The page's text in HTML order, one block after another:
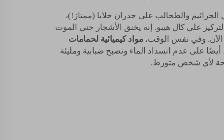
والطحالب على جدران خلايا (ممتاز!)،
على كال هيبو. إنه يخنق الأشجار حتى الموت
الآن. وفي نفس الوقت، مواد كيميائية لحمامات
على عدم انسداد الماء وتصبح ضبابية ومليئة
لأي شخص متورط.